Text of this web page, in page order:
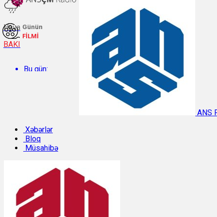
Hava
BAKI
Bu gün:
Temperatur: 29.3°C. Rütubət: 48%.
Sabah:
Günün
FİLMİ
ANS
Xəbərlər
Bloq
Müsahibə